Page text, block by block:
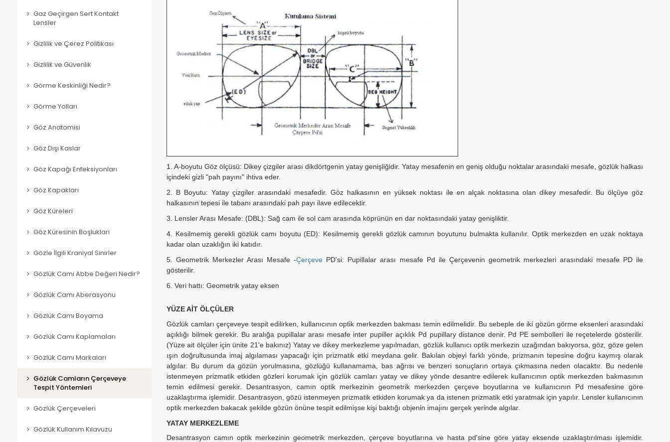
Gaz Geçirgen Sert Kontakt
Lensler
Gizlilik ve Çerez Politikası
Gizlilik ve Güvenlik
Görme Keskinliği Nedir?
Görme Yolları
Göz Anatomisi
Göz Dışı Kaslar
Göz Kapağı Enfeksiyonları
Göz Kapakları
Göz Küreleri
Göz Küresinin Boşlukları
Gözle İlgili Kraniyal Sinirler
Gözlük Camı Abbe Değeri Nedir?
Gözlük Camı Aberasyonu
Gözlük Camı Boyama
Gözlük Camı Kaplamaları
Gözlük Camı Markaları
Gözlük Camların Çerçeveye
Tespit Yöntemleri
Gözlük Çerçeveleri
Gözlük Kullanım Kılavuzu
1. A-boyutu Göz ölçüsü: Dikey çizgiler arası dikdörtgenin yatay genişliğidir. Yatay mesafenin en geniş olduğu noktalar arasındaki mesafe, gözlük halkası
içindeki gizli "pah payını" ihtiva eder.
2. B Boyutu: Yatay çizgiler arasındaki mesafedir. Göz halkasının en yüksek noktası ile en alçak noktasına olan dikey mesafedir. Bu ölçüye göz
halkasının tepesi ile tabanı arasındaki pah payı ilave edilecektir.
3. Lensler Arası Mesafe: (DBL): Sağ cam ile sol cam arasında köprünün en dar noktasındaki yatay genişliktir.
4. Kesilmemiş gerekli gözlük camı boyutu (ED): Kesilmemiş gerekli gözlük camının boyutunu bulmakta kullanılır. Optik merkezden en uzak noktaya
kadar olan uzaklığın iki katıdır.
5. Geometrik Merkezler Arası Mesafe -Çerçeve PD'si: Pupillalar arası mesafe Pd ile Çerçevenin geometrik merkezleri arasındaki mesafe PD ile
gösterilir.
6. Veri hattı: Geometrik yatay eksen
YÜZE AİT ÖLÇÜLER
Gözlük camları çerçeveye tespit edilirken, kullanıcının optik merkezden bakması temin edilmelidir. Bu sebeple de iki gözün görme eksenleri arasındaki
açıklığı bilmek gerekir. Bu aralığa pupillalar arası mesafe inter pupiller açıklık Pd pupillary distance denir. Pd PE sembolleri ile reçetelerde gösterilir.
(Yüze ait ölçüler için ünite 21'e bakınız) Yatay ve dikey merkezleme yapılmadan, gözlük kullanıcı optik merkezin uzağından bakıyorsa, göz, göze gelen
ışın doğrultusunda imaj algılaması yapacağı için prizmatik etki meydana gelir. Bakılan objeyi farklı yönde, prizmanın tepesine doğru kaymış olarak
algılar. Bu durum da gözün yorulmasına, gözlüğü kullanamama, bas ağrısı ve benzeri sonuçların ortaya çıkmasına neden olacaktır. Bu nedenle
istenmeyen prizmatik etkiden gözleri korumak için gözlük camları yatay ve dikey yönde desantre edilerek kullanıcının optik merkezden bakmasının
temin edilmesi gerekir. Desantrasyon, camın optik merkezinin geometrik merkezden çerçeve boyutlarına ve kullanıcının Pd mesafesine göre
uzaklaştırma işlemidir. Desantrasyon, gözü istenmeyen prizmatik etkiden korumak ya da istenen prizmatik etki yaratmak için yapılır. Lensler kullanıcının
optik merkezden bakacak şekilde gözün önüne tespit edilmişse kişi baktığı objenin imajını gerçek yerinde algılar.
YATAY MERKEZLEME
Desantrasyon camın optik merkezinin geometrik merkezden, çerçeve boyutlarına ve hasta pd'sine göre yatay eksende uzaklaştırılması işlemidir.